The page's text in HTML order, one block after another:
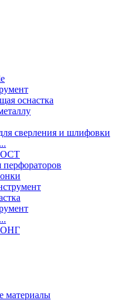
оснастка
сверления и шлифовки
перфораторов
материалы